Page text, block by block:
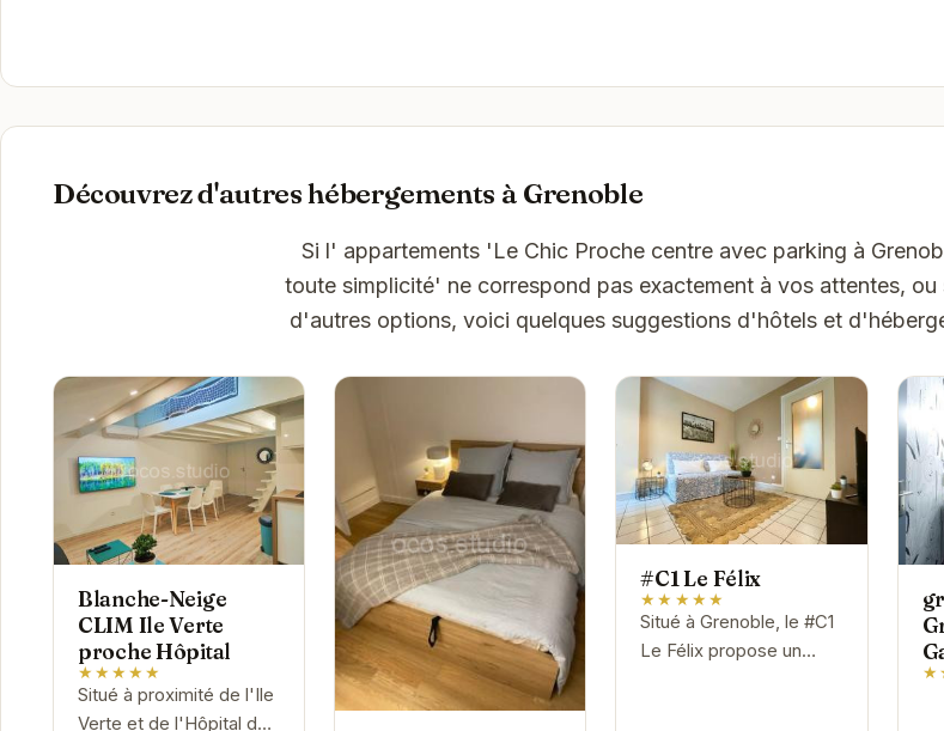
Découvrez d'autres hébergements à Grenoble
Si l' appartements 'Le Chic Proche centre avec parking à
toute simplicité' ne correspond pas exactement à vos attentes,
d'autres options, voici quelques suggestions d'hôtels et
Blanche-Neige
CLIM Ile Verte
proche Hôpital
★★★★★
Situé à proximité de l'Ile
Verte et de l'Hôpital de
#C1 Le Félix
★★★★★
Situé à Grenoble, le #C1
Le Félix propose un